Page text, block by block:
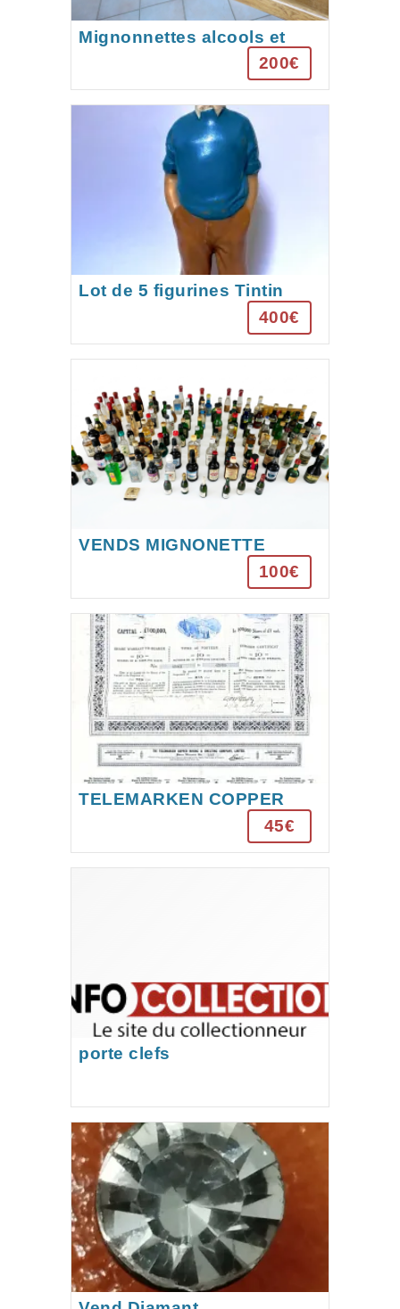
Mignonnettes alcools et
200€
Lot de 5 figurines Tintin
400€
VENDS MIGNONETTE
100€
TELEMARKEN COPPER
MINING ET SMELTING
COMPANY LIMITED
45€
porte clefs